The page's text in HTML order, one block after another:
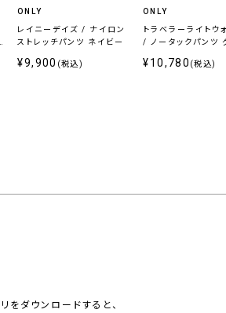
ONLY
レイニーデイズ / ナイロン
ストレッチパンツ ネイビー
¥9,900 (税込)
ONLY
トラベラーライトウ
/ ノータックパンツ
¥10,780 (税込)
ダウンロードすると、